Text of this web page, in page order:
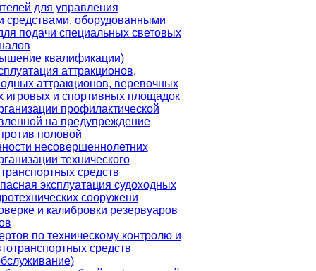
для управления
средствами, оборудованными
подачи специальных световых
квалификации)
аттракционов,
аттракционов, веревочных
игровых и спортивных площадок
профилактической
на предупреждение
половой
несовершеннолетних
технического
средств
эксплуатация судоходных
сооружени
и калибровки резервуаров
по техническому контролю и
средств